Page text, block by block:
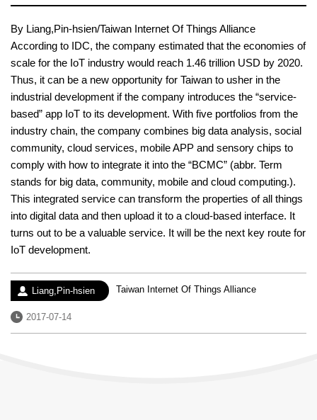
By Liang,Pin-hsien/Taiwan Internet Of Things Alliance
According to IDC, the company estimated that the economies of
scale for the IoT industry would reach 1.46 trillion USD by 2020.
Thus, it can be a new opportunity for Taiwan to usher in the
industrial development if the company introduces the “service-
based” app IoT to its development. With five portfolios from the
industry chain, the company combines big data analysis, social
community, cloud services, mobile APP and sensory chips to
comply with how to integrate it into the “BCMC” (abbr. Term
stands for big data, community, mobile and cloud computing.).
This integrated service can transform the properties of all things
into digital data and then upload it to a cloud-based interface. It
turns out to be a valuable service. It will be the next key route for
IoT development.
Author：
Liang,Pin-hsien Experience：
Taiwan Internet Of Things Alliance
Date：
2017-07-14